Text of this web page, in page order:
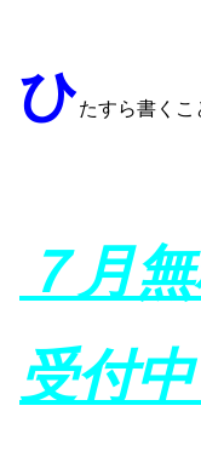
ひたすら書くこ
７月
受付中